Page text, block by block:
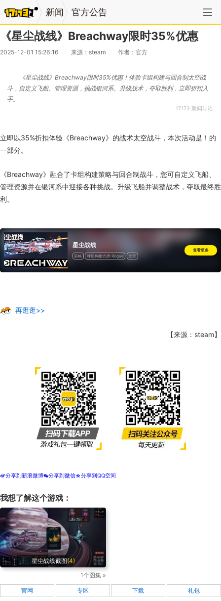
新闻 官方公告
《星尘战线》Breachway限时35%优惠
2025-12-01 15:26:16 来源：steam 作者：官方
17173 新闻导语
《星尘战线》Breachway限时35%优惠！体验卡组构建与回合制太空战
斗，自定义飞船、管理资源，挑战银河系。升级战术，夺取胜利，立即折扣入
手。
立即以35%折扣体验《Breachway》的战术太空战斗，本次活动是！的
一部分。
《Breachway》融合了卡组构建策略与回合制战斗，您可自定义飞船、
管理资源并在银河系中迎接各种挑战。升级飞船并调整战术，夺取最终胜
利。
星尘战线
策略 牌组构建式类 Rogue 太空
查看更多
再逛逛>>
【来源：steam】
t分享到新浪微博w分享到微信z分享到QQ空间
我想了解这个游戏：
星尘战线截图(4)
1个图集 »
官网 专区 下载 礼包